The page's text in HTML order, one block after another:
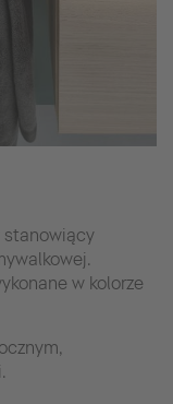
stanowiący
w kolorze